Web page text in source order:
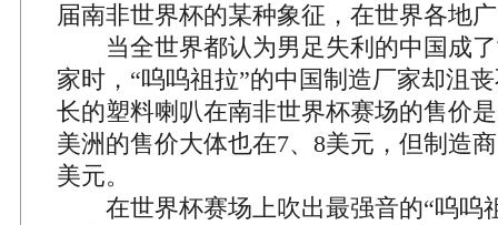
届南非世界杯的某种象征，在世界各地
当全世界都认为男足失利的中国成了
家时，“呜呜祖拉”的中国制造厂家却沮
长的塑料喇叭在南非世界杯赛场的售价
美洲的售价大体也在7、8美元，但制造
美元。
在世界杯赛场上吹出最强音的“呜呜